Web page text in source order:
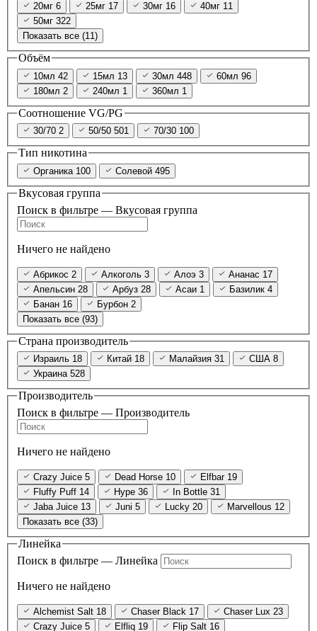
20мг 6 25мг 17 30мг 16 40мг 11
50мг 322
Показать все (11)
Объём
10мл 42 15мл 13 30мл 448 60мл 96
180мл 2 240мл 1 360мл 1
Соотношение VG/PG
30/70 2 50/50 501 70/30 100
Тип никотина
Органика 100 Солевой 495
Вкусовая группа
Поиск в фильтре — Вкусовая группа
Ничего не найдено
Абрикос 2 Алкоголь 3 Алоэ 3 Ананас 17
Апельсин 28 Арбуз 28 Асаи 1 Базилик 4
Банан 16 Бурбон 2
Показать все (93)
Страна производитель
Израиль 18 Китай 18 Малайзия 31 США 8
Украина 528
Производитель
Поиск в фильтре — Производитель
Ничего не найдено
Crazy Juice 5 Dead Horse 10 Elfbar 19
Fluffy Puff 14 Hype 36 In Bottle 31
Jaba Juice 13 Juni 5 Lucky 20 Marvellous 12
Показать все (33)
Линейка
Поиск в фильтре — Линейка
Ничего не найдено
Alchemist Salt 18 Chaser Black 17 Chaser Lux 23
Crazy Juice 5 Elfliq 19 Flip Salt 16